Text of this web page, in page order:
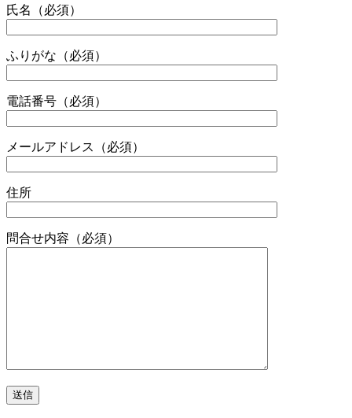
氏名 （必須）
ふりがな （必須）
電話番号 （必須）
メールアドレス （必須）
住所
問合せ内容 （必須）